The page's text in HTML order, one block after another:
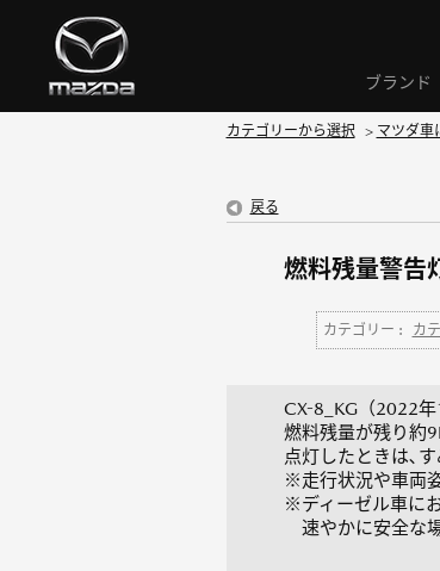
ブランド
カテゴリーから選択 > マツダ車
戻る
燃料残量警告
カテゴリー : カ
CX-8_KG（2022年
燃料残量が残り約
点灯したときは､
※走行状況や車両
※ディーゼル車に
速やかに安全な